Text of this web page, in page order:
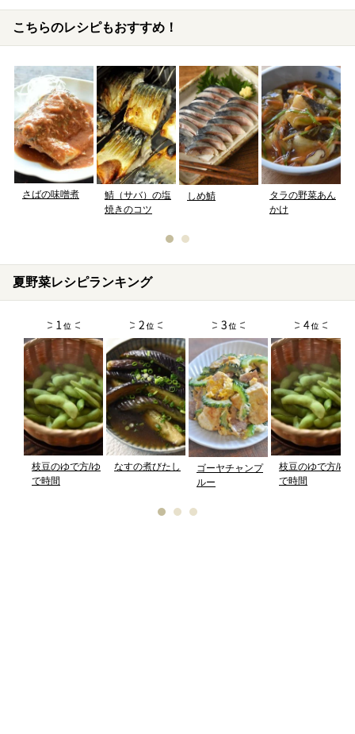
こちらのレシピもおすすめ！
さばの味噌煮
鯖（サバ）の塩
焼きのコツ
しめ鯖
タラの野菜あん
かけ
夏野菜レシピランキング
枝豆のゆで方/ゆ
で時間
なすの煮びたし
ゴーヤチャンプ
ルー
枝豆のゆで方/ゆ
で時間